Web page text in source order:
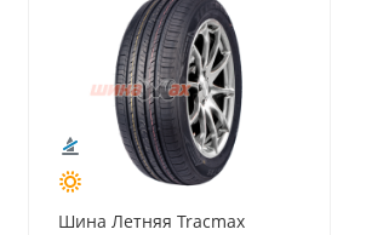
Шина Летняя Tracmax